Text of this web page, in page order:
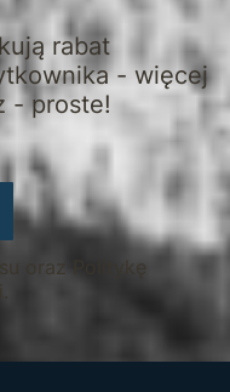
rabat
- więcej
- proste!
oraz Politykę